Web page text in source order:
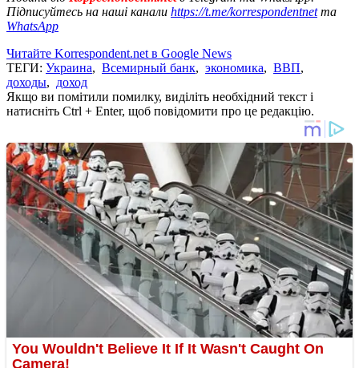
Підписуйтесь на наші канали https://t.me/korrespondentnetта
WhatsApp
Читайте Korrespondent.net в Google News
ТЕГИ: Украина, Всемирный банк, экономика, ВВП,
доходы, доход
Якщо ви помітили помилку, виділіть необхідний текст і
натисніть Ctrl + Enter, щоб повідомити про це редакцію.